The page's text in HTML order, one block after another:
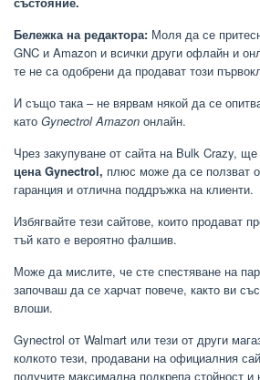
Бележка на редактора: Моля да се
GNC и Amazon и всички други офлайн и
те не са одобрени да продават този
И също така – не вярвам някой да се
като Gynectrol Amazon онлайн.
Чрез закупуване от сайта на Bulk Crazy,
цена Gynectrol, плюс може да се ползват
гаранция и отлична поддръжка на клиенти.
Избягвайте тези сайтове, които продават
тъй като е вероятно фалшив.
Може да мислите, че сте спестяване на
започваш да се харчат повече, както ви
влоши.
Gynectrol от Walmart или тези от други
колкото тези, продавани на официалния
получите максимална подкрепа стойност и